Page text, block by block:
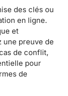
des clés ou
en ligne.
et
une preuve de
de conflit,
pour
de